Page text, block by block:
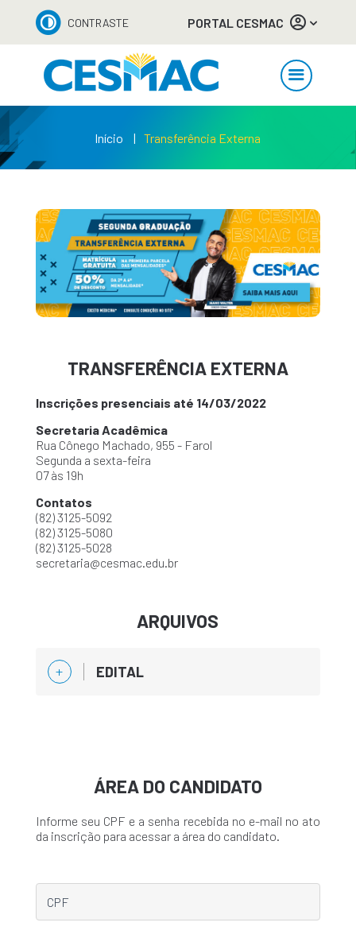
CONTRASTE PORTAL CESMAC
Início Transferência Externa
TRANSFERÊNCIA EXTERNA
Inscrições presenciais até 14/03/2022
Secretaria Acadêmica
Rua Cônego Machado, 955 - Farol
Segunda a sexta-feira
07 às 19h
Contatos
(82) 3125-5092
(82) 3125-5080
(82) 3125-5028
secretaria@cesmac.edu.br
ARQUIVOS
EDITAL
ÁREA DO CANDIDATO
Informe seu CPF e a senha recebida no e-mail no ato
da inscrição para acessar a área do candidato.